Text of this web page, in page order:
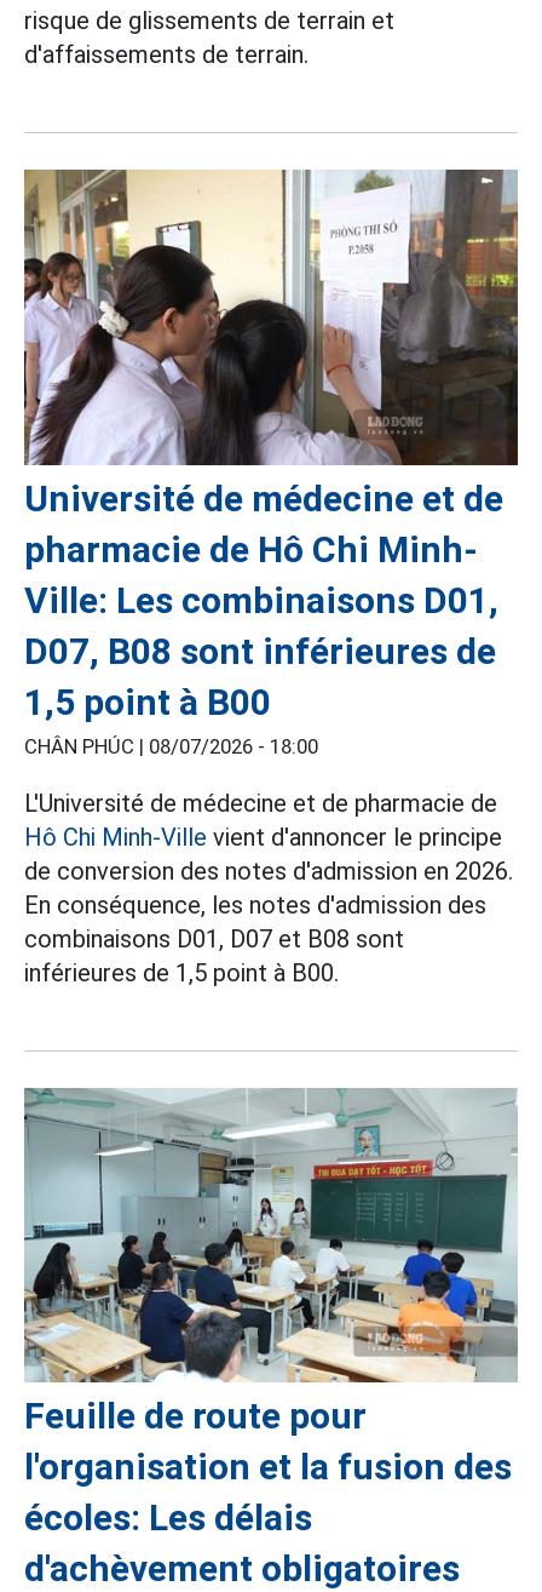
risque de glissements de terrain et
d'affaissements de terrain.
Université de médecine et de
pharmacie de Hô Chi Minh-
Ville: Les combinaisons D01,
D07, B08 sont inférieures de
1,5 point à B00
CHÂN PHÚC | 08/07/2026 - 18:00
L'Université de médecine et de pharmacie de
Hô Chi Minh-Ville vient d'annoncer le principe
de conversion des notes d'admission en 2026.
En conséquence, les notes d'admission des
combinaisons D01, D07 et B08 sont
inférieures de 1,5 point à B00.
Feuille de route pour
l'organisation et la fusion des
écoles: Les délais
d'achèvement obligatoires